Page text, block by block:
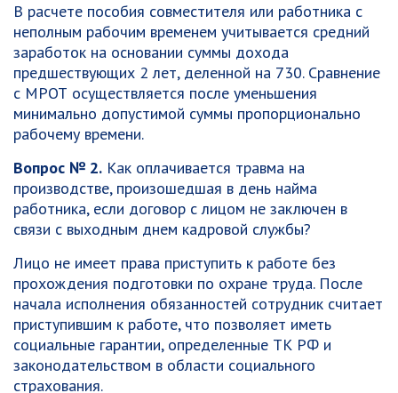
В расчете пособия совместителя или работника с
неполным рабочим временем учитывается средний
заработок на основании суммы дохода
предшествующих 2 лет, деленной на 730. Сравнение
с МРОТ осуществляется после уменьшения
минимально допустимой суммы пропорционально
рабочему времени.
Вопрос № 2. Как оплачивается травма на
производстве, произошедшая в день найма
работника, если договор с лицом не заключен в
связи с выходным днем кадровой службы?
Лицо не имеет права приступить к работе без
прохождения подготовки по охране труда. После
начала исполнения обязанностей сотрудник считает
приступившим к работе, что позволяет иметь
социальные гарантии, определенные ТК РФ и
законодательством в области социального
страхования.